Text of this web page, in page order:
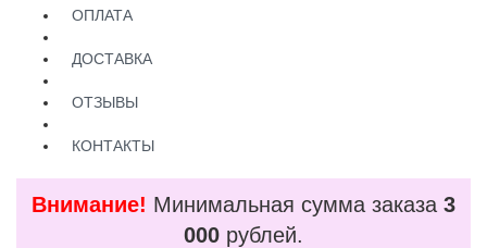
ОПЛАТА
ДОСТАВКА
ОТЗЫВЫ
КОНТАКТЫ
Внимание! Минимальная сумма заказа 3
000 рублей.